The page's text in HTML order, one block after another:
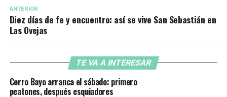
ANTERIOR
Diez días de fe y encuentro: así se vive San Sebastián en
Las Ovejas
TE VA A INTERESAR
Cerro Bayo arranca el sábado: primero
peatones, después esquiadores